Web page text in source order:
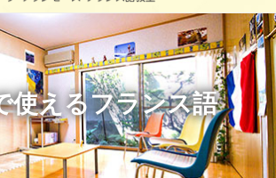
使えるフランス語